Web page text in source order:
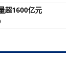
超1600亿元